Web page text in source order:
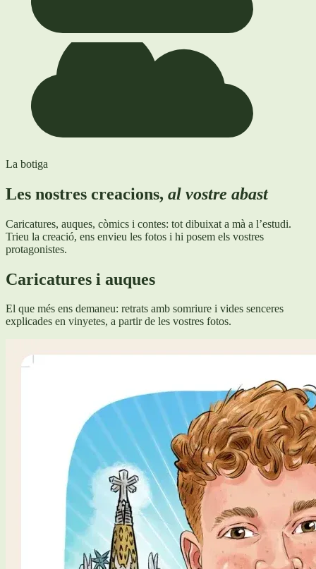
La botiga
Les nostres creacions, al vostre abast
Caricatures, auques, còmics i contes: tot dibuixat a mà a l’estudi.
Trieu la creació, ens envieu les fotos i hi posem els vostres
protagonistes.
Caricatures i auques
El que més ens demaneu: retrats amb somriure i vides senceres
explicades en vinyetes, a partir de les vostres fotos.